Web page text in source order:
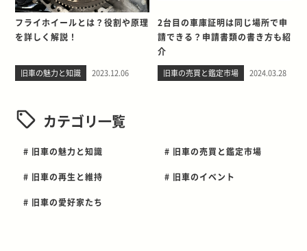
フライホイールとは？役割や原理
を詳しく解説！
旧車の魅力と知識 2023.12.06
2台目の車庫証明は同じ場所で申
請できる？申請書類の書き方も紹
介
旧車の売買と鑑定市場 2024.03.28
カテゴリ一覧
# 旧車の魅力と知識 # 旧車の売買と鑑定市場
# 旧車の再生と維持 # 旧車のイベント
# 旧車の愛好家たち